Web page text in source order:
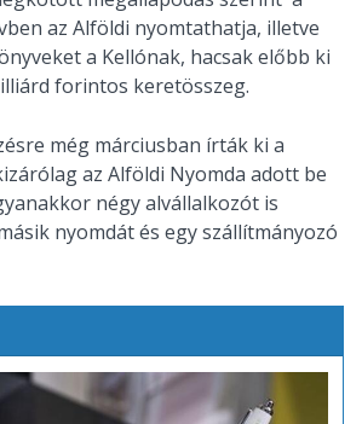
az Alföldi nyomtathatja, illetve
a Kellónak, hacsak előbb ki
forintos keretösszeg.
még márciusban írták ki a
az Alföldi Nyomda adott be
négy alvállalkozót is
nyomdát és egy szállítmányozó